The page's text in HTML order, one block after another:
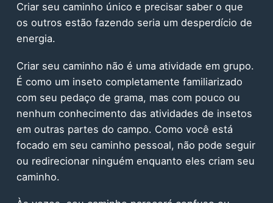
Criar seu caminho único e precisar saber o que
os outros estão fazendo seria um desperdício de
energia.
Criar seu caminho não é uma atividade em grupo.
É como um inseto completamente familiarizado
com seu pedaço de grama, mas com pouco ou
nenhum conhecimento das atividades de insetos
em outras partes do campo. Como você está
focado em seu caminho pessoal, não pode seguir
ou redirecionar ninguém enquanto eles criam seu
caminho.